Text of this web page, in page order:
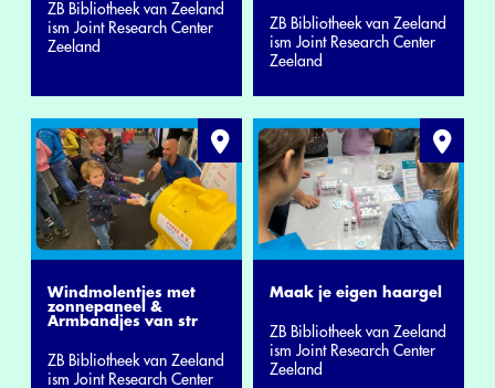
ZB Bibliotheek van Zeeland
ism Joint Research Center
Zeeland
ZB Bibliotheek van Zeeland
ism Joint Research Center
Zeeland
Windmolentjes met
zonnepaneel &
Armbandjes van str
ZB Bibliotheek van Zeeland
ism Joint Research Center
Maak je eigen haargel
ZB Bibliotheek van Zeeland
ism Joint Research Center
Zeeland